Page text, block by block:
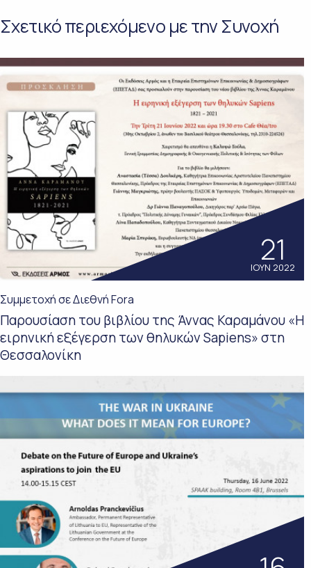
Σχετικό περιεχόμενο με την Συνοχή
21
ΙΟΥΝ 2022
Συμμετοχή σε Διεθνή Fora
Παρουσίαση του βιβλίου της Άννας Καραμάνου «Η
ειρηνική εξέγερση των θηλυκών Sapiens» στη
Θεσσαλονίκη